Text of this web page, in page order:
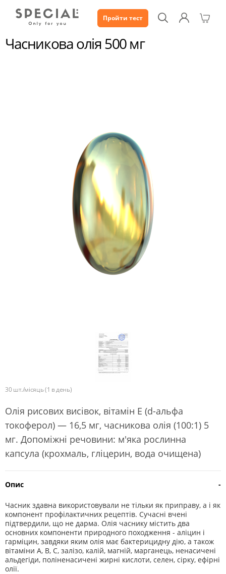
Пройти тест
Каталог Часникова олія 500 мг
Часникова олія 500 мг
30 шт./місяць (1 в день)
Олія рисових висівок, вітамін Е (d-альфа
токоферол) — 16,5 мг, часникова олія (100:1) 5
мг. Допоміжні речовини: м'яка рослинна
капсула (крохмаль, гліцерин, вода очищена)
Опис -
Часник здавна використовували не тільки як приправу, а і як
компонент профілактичних рецептів. Сучасні вчені
підтвердили, що не дарма. Олія часнику містить два
основних компоненти природного походження - аліцин і
гарміцин, завдяки яким олія має бактерицидну дію, а також
вітаміни А, В, С, залізо, калій, магній, марганець, ненасичені
альдегіди, поліненасичені жирні кислоти, селен, сірку, ефірні
олії.